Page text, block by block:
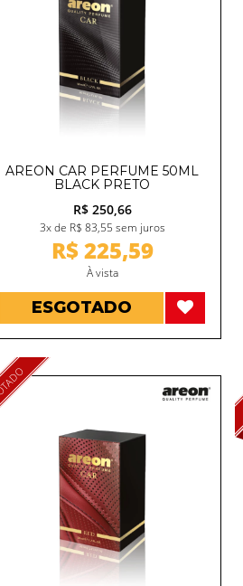
AREON CAR PERFUME 50ML
BLACK PRETO
R$ 250,66
3x de R$ 83,55 sem juros
R$ 225,59
À vista
ESGOTADO